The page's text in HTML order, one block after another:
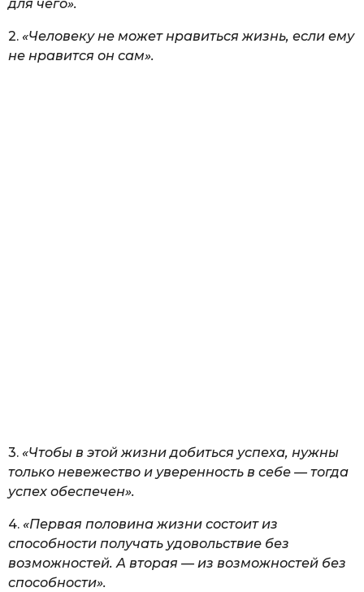
для чего».
2. «Человеку не может нравиться жизнь, если ему
не нравится он сам».
3. «Чтобы в этой жизни добиться успеха, нужны
только невежество и уверенность в себе — тогда
успех обеспечен».
4. «Первая половина жизни состоит из
способности получать удовольствие без
возможностей. А вторая — из возможностей без
способности».